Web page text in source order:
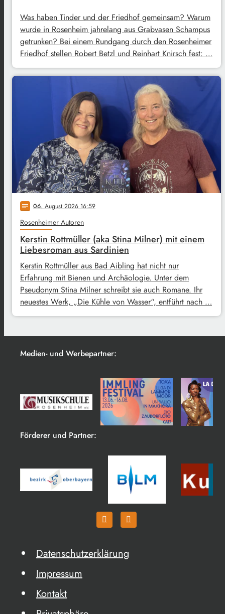
Was haben Tinder und der Friedhof gemeinsam? Warum
wurde in Rosenheim jahrelang aus Grabvasen Schampus
getrunken? Bei einem Rundgang durch den Rosenheimer
Friedhof stellen Robert Betzl und Reinhart Knirsch fest: …
notes 06. August 2026 16:59
Rosenheimer Autoren
Kerstin Rottmüller (aka Stina Milner) mit einem
Liebesroman aus Sardinien
Kerstin Rottmüller aus Bad Aibling hat nicht nur
Erfahrung mit Bienen und Archäologie. Unter dem
Pseudonym Stina Milner schreibt sie auch Romane. Ihr
neuestes Werk, „Die Kühle von Wasser“, entführt nach …
Medien- und Werbepartner:
Förderer und Partner:
Datenschutzerklärung
Impressum
Kontakt